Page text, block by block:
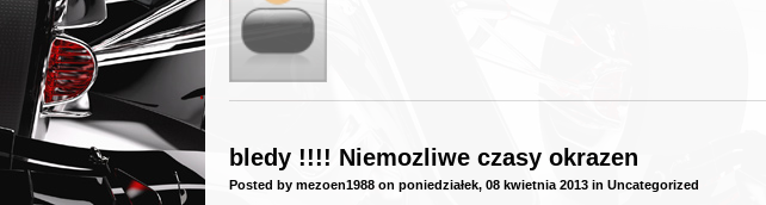
bledy !!!! Niemozliwe czasy okrazen
Posted by mezoen1988 on poniedziałek, 08 kwietnia 2013 in Uncategorized